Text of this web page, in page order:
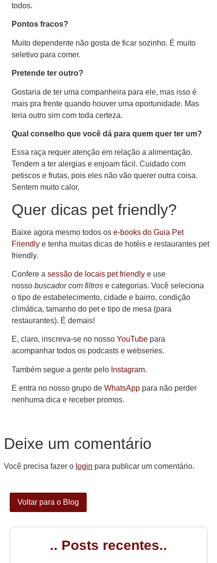
todos.
Pontos fracos?
Muito dependente não gosta de ficar sozinho. É muito
seletivo para comer.
Pretende ter outro?
Gostaria de ter uma companheira para ele, mas isso é
mais pra frente quando houver uma oportunidade. Mas
teria outro sim com toda certeza.
Qual conselho que você dá para quem quer ter um?
Essa raça requer atenção em relação a alimentação.
Tendem a ter alergias e enjoam fácil. Cuidado com
petiscos e frutas, pois eles não vão querer outra coisa.
Sentem muito calor.
Quer dicas pet friendly?
Baixe agora mesmo todos os e-books do Guia Pet
Friendly e tenha muitas dicas de hotéis e restaurantes pet
friendly.
Confere a sessão de locais pet friendly e use
nosso buscador com filtros e categorias. Você seleciona
o tipo de estabelecimento, cidade e bairro, condição
climática, tamanho do pet e tipo de mesa (para
restaurantes). É demais!
E, claro, inscreva-se no nosso YouTube para
acompanhar todos os podcasts e webseries.
Também segue a gente pelo Instagram.
E entra no nosso grupo de WhatsApp para não perder
nenhuma dica e receber promos.
Deixe um comentário
Você precisa fazer o login para publicar um comentário.
Voltar para o Blog
.. Posts recentes..